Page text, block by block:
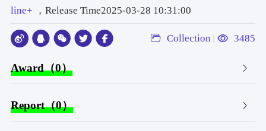
line+ ，Release Time2025-03-28 10:31:00
Collection 3485
Award（0）
Report（0）